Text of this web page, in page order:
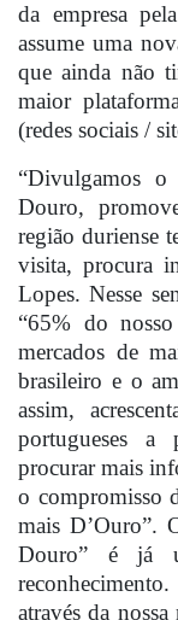
da empresa
assume uma
que ainda não
maior
(redes sociais /
“Divulgamos
Douro,
região duriense
visita, procura
Lopes. Nesse
“65% do
mercados de
brasileiro e o
assim,
portugueses a
procurar mais
o compromisso
mais D’Ouro”.
Douro” é já
através da